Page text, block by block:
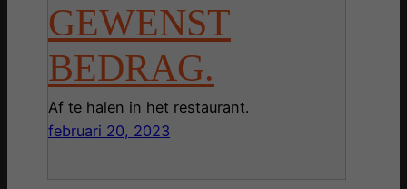
GEWENST
BEDRAG.
Af te halen in het restaurant.
februari 20, 2023